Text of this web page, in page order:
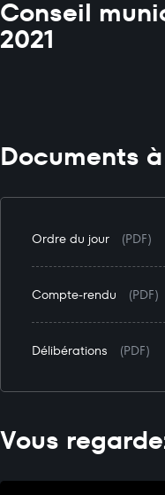
Conseil
2021
Documents
Ordre du jour (PDF)
Compte-rendu (PDF)
Délibérations (PDF)
Vous